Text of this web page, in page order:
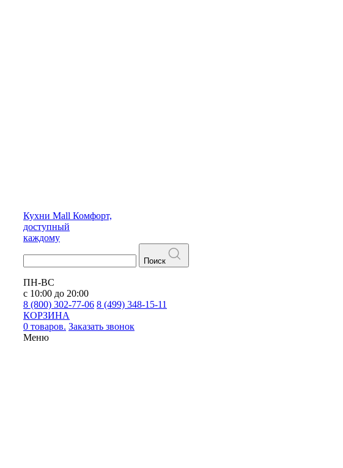
Кухни Mall Комфорт,
доступный
каждому
Поиск
ПН-ВС
с 10:00 до 20:00
8 (800) 302-77-06 8 (499) 348-15-11
КОРЗИНА
0 товаров. Заказать звонок
Меню